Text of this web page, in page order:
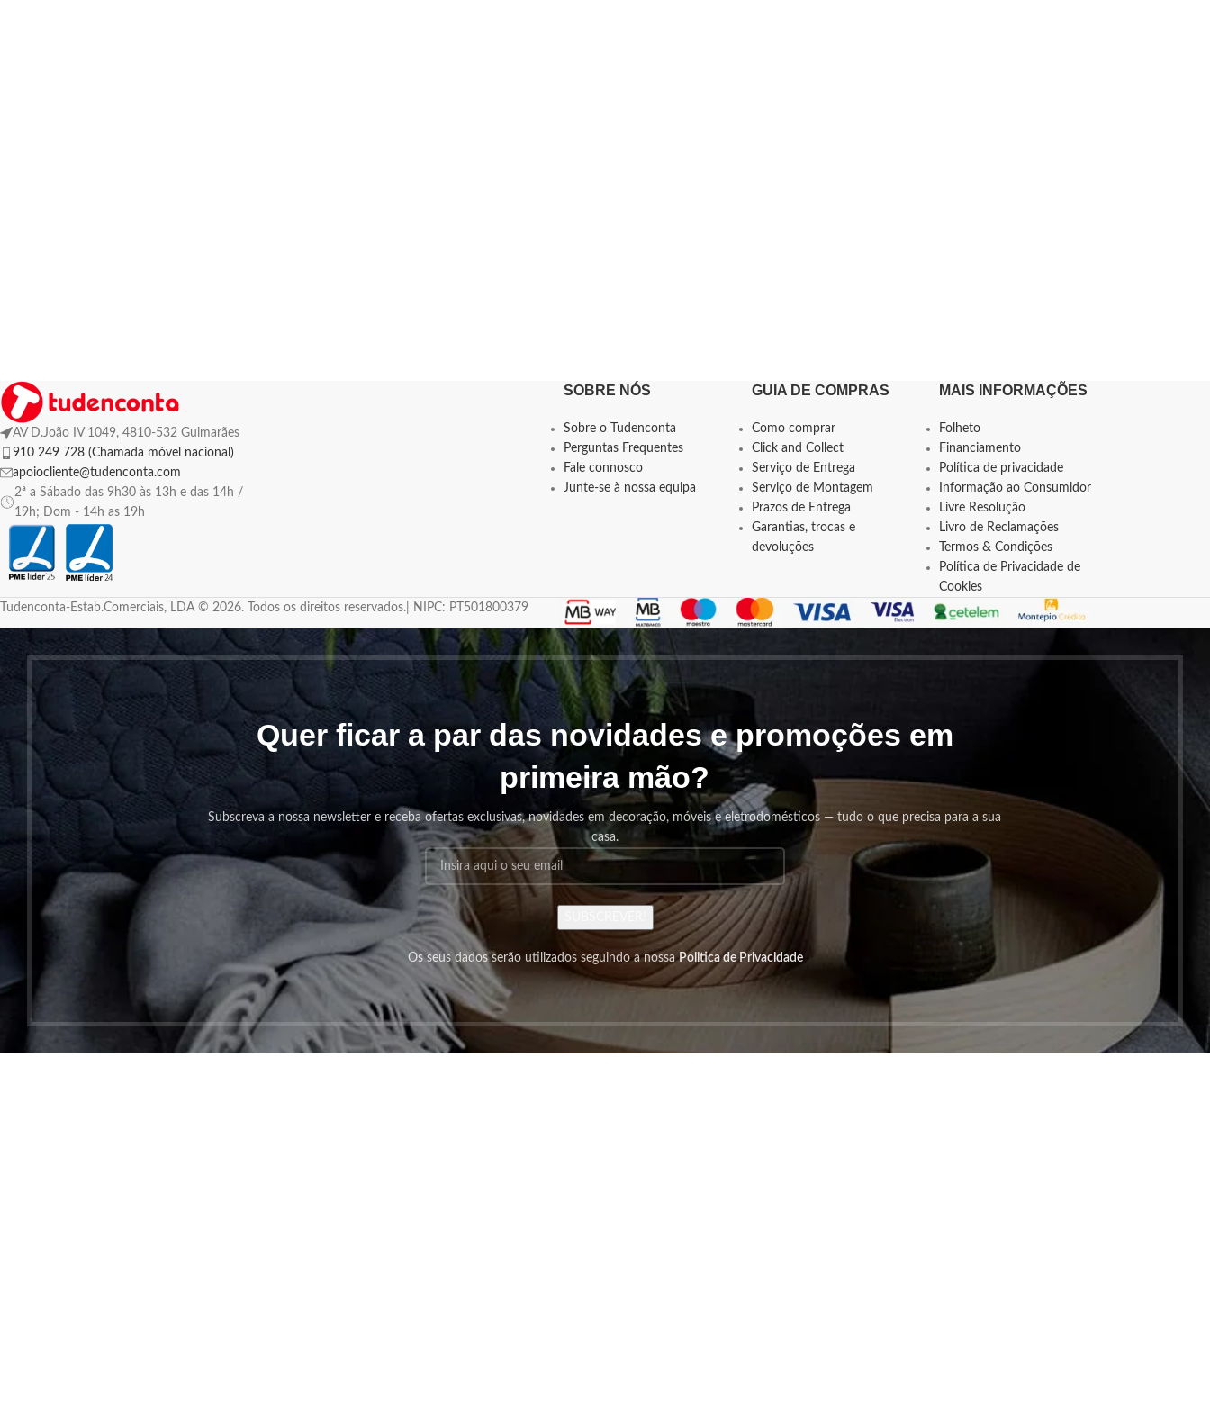
AV D.João IV 1049, 4810-532 Guimarães
910 249 728 (Chamada móvel nacional)
apoiocliente@tudenconta.com
2ª a Sábado das 9h30 às 13h e das 14h /
19h; Dom - 14h as 19h
SOBRE NÓS
Sobre o Tudenconta
Perguntas Frequentes
Fale connosco
Junte-se à nossa equipa
GUIA DE COMPRAS
Como comprar
Click and Collect
Serviço de Entrega
Serviço de Montagem
Prazos de Entrega
Garantias, trocas e
devoluções
MAIS INFORMAÇÕES
Folheto
Financiamento
Política de privacidade
Informação ao Consumidor
Livre Resolução
Livro de Reclamações
Termos & Condições
Política de Privacidade de
Cookies
Tudenconta-Estab.Comerciais, LDA © 2026. Todos os direitos reservados.| NIPC: PT501800379
Quer ficar a par das novidades e promoções em
primeira mão?
Subscreva a nossa newsletter e receba ofertas exclusivas, novidades em decoração, móveis e eletrodomésticos — tudo o que precisa para a sua
casa.
Os seus dados serão utilizados seguindo a nossaPolitica de Privacidade